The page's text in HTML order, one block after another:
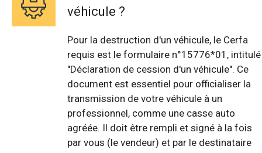
véhicule ?
Pour la destruction d'un véhicule, le Cerfa
requis est le formulaire n°15776*01, intitulé
"Déclaration de cession d'un véhicule". Ce
document est essentiel pour officialiser la
transmission de votre véhicule à un
professionnel, comme une casse auto
agréée. Il doit être rempli et signé à la fois
par vous (le vendeur) et par le destinataire